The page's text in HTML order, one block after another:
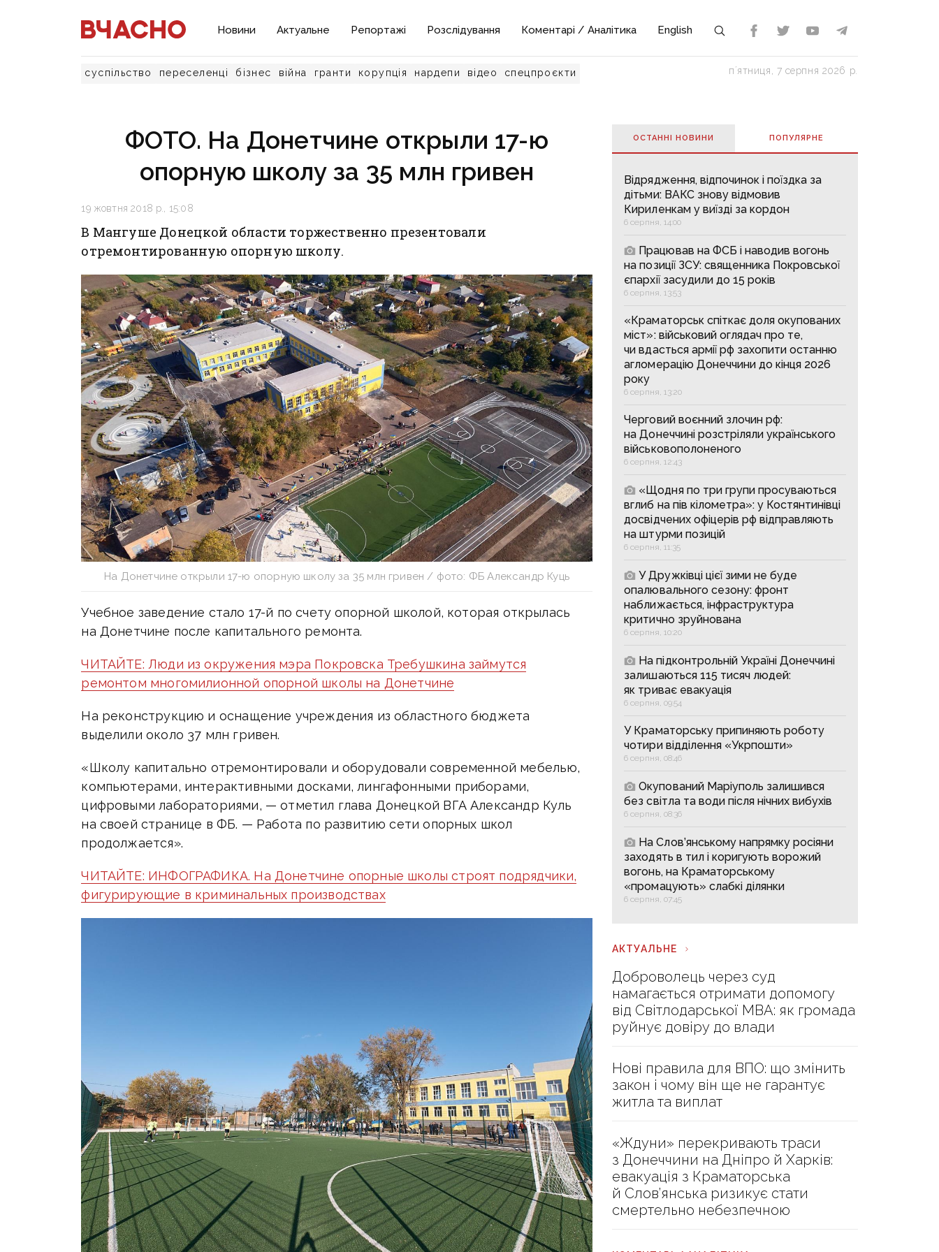
Новини Актуальне Репортажі Розслідування Коментарі / Аналітика English
суспільство переселенці бізнес війна гранти корупція нардепи відео спецпроєкти пʼятниця, 7 серпня 2026 р.
ФОТО. На Донетчине открыли 17-ю
опорную школу за 35 млн гривен
19 жовтня 2018 р., 15:08
В Мангуше Донецкой области торжественно презентовали
отремонтированную опорную школу.
На Донетчине открыли 17-ю опорную школу за 35 млн гривен / фото: ФБ Александр Куць
Учебное заведение стало 17-й по счету опорной школой, которая открылась
на Донетчине после капитального ремонта.
ЧИТАЙТЕ: Люди из окружения мэра Покровска Требушкина займутся
ремонтом многомилионной опорной школы на Донетчине
На реконструкцию и оснащение учреждения из областного бюджета
выделили около 37 млн гривен.
«Школу капитально отремонтировали и оборудовали современной мебелью,
компьютерами, интерактивными досками, лингафонными приборами,
цифровыми лабораториями, — отметил глава Донецкой ВГА Александр Куль
на своей странице в ФБ. — Работа по развитию сети опорных школ
продолжается».
ЧИТАЙТЕ: ИНФОГРАФИКА. На Донетчине опорные школы строят подрядчики,
фигурирующие в криминальных производствах
ОСТАННІ НОВИНИ ПОПУЛЯРНE
Відрядження, відпочинок і поїздка за
дітьми: ВАКС знову відмовив
Кириленкам у виїзді за кордон
6 серпня, 14:00
Працював на ФСБ і наводив вогонь
на позиції ЗСУ: священника Покровської
єпархії засудили до 15 років
6 серпня, 13:53
«Краматорськ спіткає доля окупованих
міст»: військовий оглядач про те,
чи вдасться армії рф захопити останню
агломерацію Донеччини до кінця 2026
року
6 серпня, 13:20
Черговий воєнний злочин рф:
на Донеччині розстріляли українського
військовополоненого
6 серпня, 12:43
«Щодня по три групи просуваються
вглиб на пів кілометра»: у Костянтинівці
досвідчених офіцерів рф відправляють
на штурми позицій
6 серпня, 11:35
У Дружківці цієї зими не буде
опалювального сезону: фронт
наближається, інфраструктура
критично зруйнована
6 серпня, 10:20
На підконтрольній Україні Донеччині
залишаються 115 тисяч людей:
як триває евакуація
6 серпня, 09:54
У Краматорську припиняють роботу
чотири відділення «Укрпошти»
6 серпня, 08:46
Окупований Маріуполь залишився
без світла та води після нічних вибухів
6 серпня, 08:36
На Слов’янському напрямку росіяни
заходять в тил і коригують ворожий
вогонь, на Краматорському
«промацують» слабкі ділянки
6 серпня, 07:45
АКТУАЛЬНЕ
Доброволець через суд
намагається отримати допомогу
від Світлодарської МВА: як громада
руйнує довіру до влади
Нові правила для ВПО: що змінить
закон і чому він ще не гарантує
житла та виплат
«Ждуни» перекривають траси
з Донеччини на Дніпро й Харків:
евакуація з Краматорська
й Слов’янська ризикує стати
смертельно небезпечною